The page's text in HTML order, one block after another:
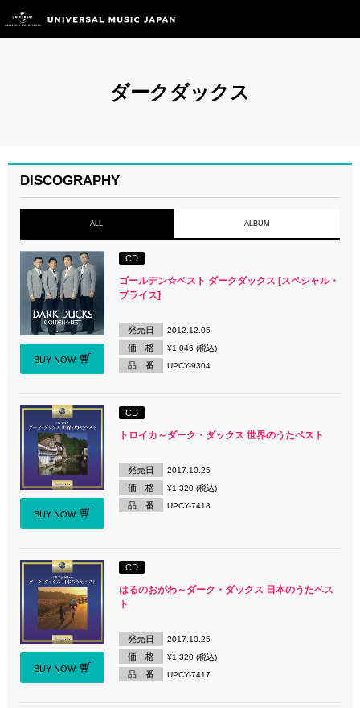
ダークダックス
DISCOGRAPHY
ALL ALBUM
BUY NOW
CD
ゴールデン☆ベスト ダークダックス [スペシャル・
プライス]
発売日 2012.12.05
価 格 ¥1,046 (税込)
品 番 UPCY-9304
BUY NOW
CD
トロイカ～ダーク・ダックス 世界のうたベスト
発売日 2017.10.25
価 格 ¥1,320 (税込)
品 番 UPCY-7418
BUY NOW
CD
はるのおがわ～ダーク・ダックス 日本のうたベス
ト
発売日 2017.10.25
価 格 ¥1,320 (税込)
品 番 UPCY-7417